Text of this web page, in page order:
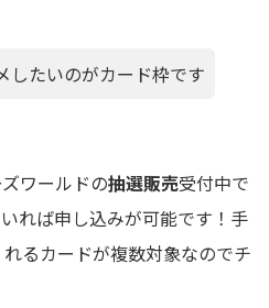
したいのがカード枠です
ワールドの抽選販売受付中で
れば申し込みが可能です！手
るカードが複数対象なのでチ